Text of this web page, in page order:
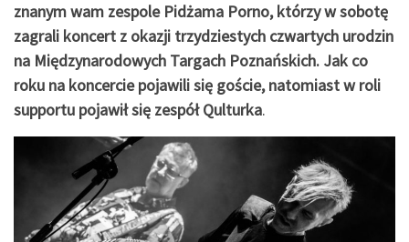
znanym wam zespole Pidżama Porno, którzy w sobotę
zagrali koncert z okazji trzydziestych czwartych urodzin
na Międzynarodowych Targach Poznańskich. Jak co
roku na koncercie pojawili się goście, natomiast w roli
supportu pojawił się zespół Qulturka.